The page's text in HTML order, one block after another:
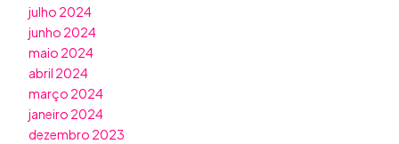
julho 2024
junho 2024
maio 2024
abril 2024
março 2024
janeiro 2024
dezembro 2023